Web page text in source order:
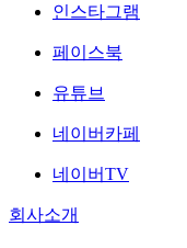
인스타그램
페이스북
유튜브
네이버카페
네이버TV
회사소개